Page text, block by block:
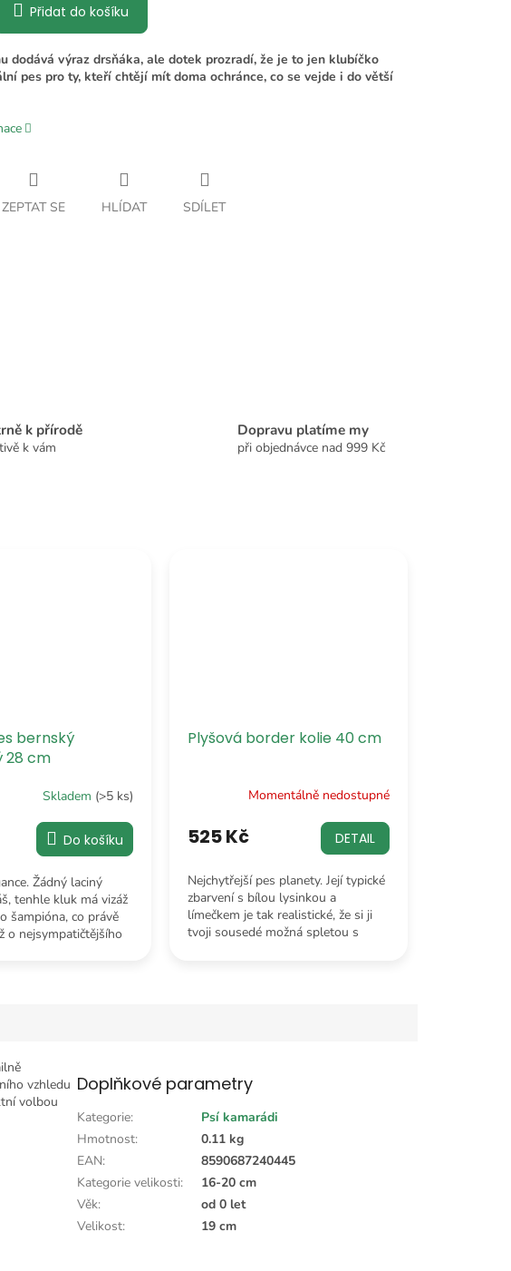
Přidat do košíku
dodává výraz drsňáka, ale dotek prozradí, že je to jen klubíčko
pes pro ty, kteří chtějí mít doma ochránce, co se vejde i do větší
ZEPTAT SE HLÍDAT SDÍLET
k přírodě
k vám
Dopravu platíme my
při objednávce nad 999 Kč
bernský
28 cm
Skladem (>5 ks)
Do košíku
Žádný laciný
tenhle kluk má vizáž
šampióna, co právě
o nejsympatičtějšího
Plyšová border kolie 40 cm
Momentálně nedostupné
525 Kč DETAIL
Nejchytřejší pes planety. Její typické
zbarvení s bílou lysinkou a
límečkem je tak realistické, že si ji
tvoji sousedé možná spletou s
vzhledu
volbou
Doplňkové parametry
Kategorie:
Psí kamarádi
Hmotnost:
0.11 kg
EAN:
8590687240445
Kategorie velikosti:
16-20 cm
Věk:
od 0 let
Velikost: 19 cm